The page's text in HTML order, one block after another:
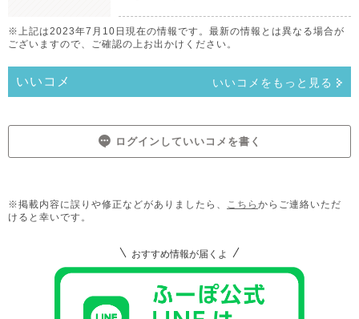
※上記は2023年7月10日現在の情報です。最新の情報とは異なる場合が
ございますので、ご確認の上お出かけください。
いいコメ いいコメをもっと見る
ログインしていいコメを書く
※掲載内容に誤りや修正などがありましたら、 こちら からご連絡いただ
けると幸いです。
おすすめ情報が届くよ